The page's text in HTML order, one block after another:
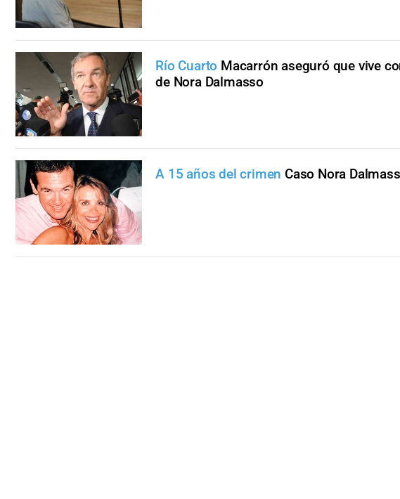
Río Cuarto Macarrón aseguró que vive
de Nora Dalmasso
A 15 años del crimen Caso Nora